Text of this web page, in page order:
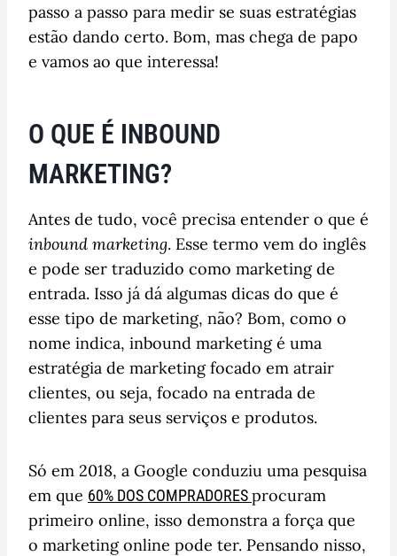
passo a passo para medir se suas estratégias
estão dando certo. Bom, mas chega de papo
e vamos ao que interessa!
O QUE É INBOUND
MARKETING?
Antes de tudo, você precisa entender o que é
inbound marketing. Esse termo vem do inglês
e pode ser traduzido como marketing de
entrada. Isso já dá algumas dicas do que é
esse tipo de marketing, não? Bom, como o
nome indica, inbound marketing é uma
estratégia de marketing focado em atrair
clientes, ou seja, focado na entrada de
clientes para seus serviços e produtos.
Só em 2018, a Google conduziu uma pesquisa
em que 60% DOS COMPRADORESprocuram
primeiro online, isso demonstra a força que
o marketing online pode ter. Pensando nisso,